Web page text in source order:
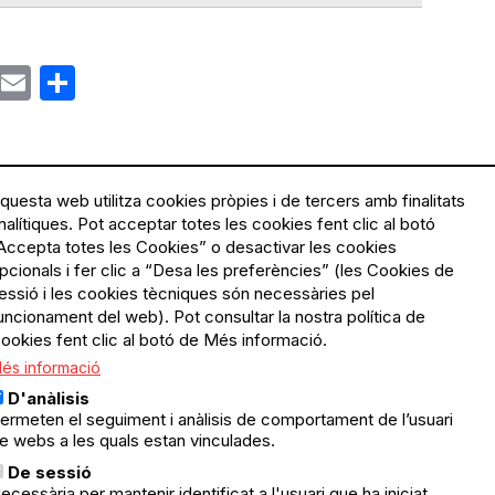
Email
Menú
Legal
Política de privacitat
Avís legal
Política de cookies
organitzadors.
web utilitza cookies pròpies i de tercers amb finalitats
Pot acceptar totes les cookies fent clic al botó
totes les Cookies” o desactivar les cookies
i fer clic a “Desa les preferències” (les Cookies de
i les cookies tècniques són necessàries pel
del web). Pot consultar la nostra política de
fent clic al botó de Més informació.
informació
D'anàlisis
el seguiment i anàlisis de comportament de l’usuari
webs a les quals estan vinculades.
De sessió